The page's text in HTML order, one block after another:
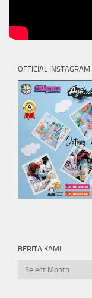
OFFICIAL INSTAGRAM
BERITA KAMI
Berita